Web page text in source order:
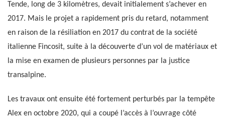
Tende, long de 3 kilomètres, devait initialement s’achever en
2017. Mais le projet a rapidement pris du retard, notamment
en raison de la résiliation en 2017 du contrat de la société
italienne Fincosit, suite à la découverte d’un vol de matériaux et
la mise en examen de plusieurs personnes par la justice
transalpine.
Les travaux ont ensuite été fortement perturbés par la tempête
Alex en octobre 2020, qui a coupé l’accès à l’ouvrage côté